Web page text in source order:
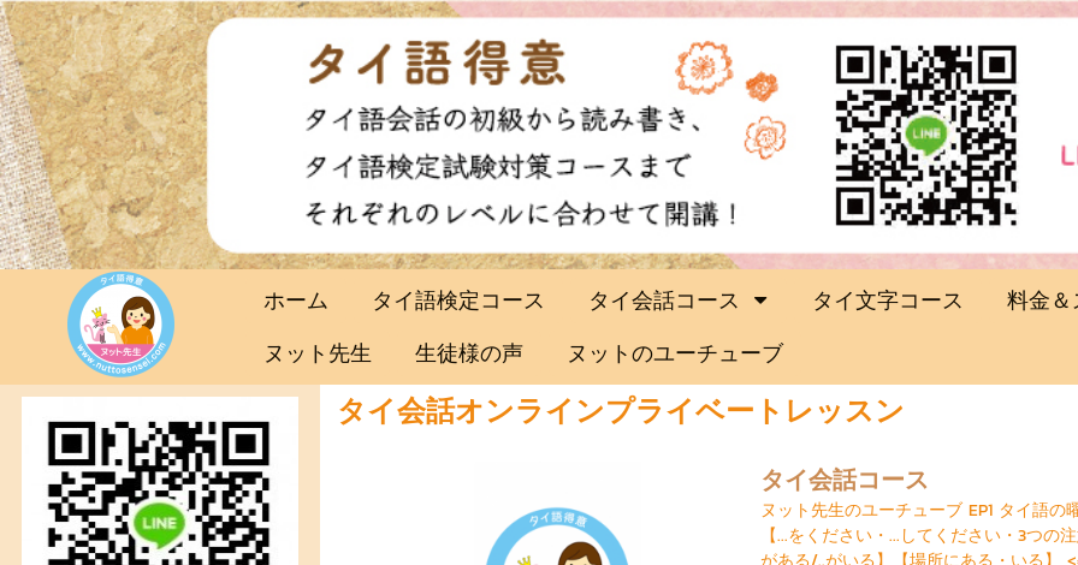
ホーム タイ語検定コース タイ会話コース タイ文字コース 料金
ヌット先生
生徒様の声 ヌットのユーチューブ
タイ会話オンラインプライベートレッスン
タイ会話コース
ヌット先生のユーチューブ EP1 タイ語の
【...をください・...してください・3つ